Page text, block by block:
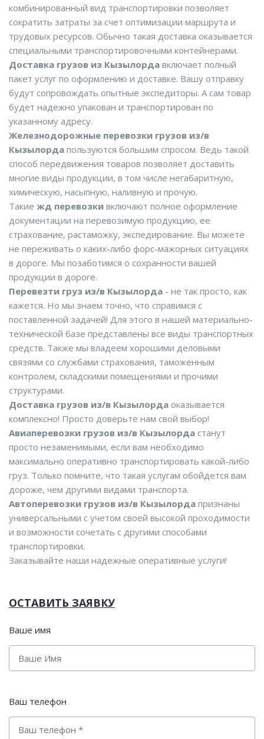
комбинированный вид транспортировки позволяет
сократить затраты за счет оптимизации маршрута и
трудовых ресурсов. Обычно такая доставка оказывается
специальными транспортировочными контейнерами.
Доставка грузов из Кызылорда включает полный
пакет услуг по оформлению и доставке. Вашу отправку
будут сопровождать опытные экспедиторы. А сам товар
будет надежно упакован и транспортирован по
указанному адресу.
Железнодорожные перевозки грузов из/в
Кызылорда пользуются большим спросом. Ведь такой
способ передвижения товаров позволяет доставить
многие виды продукции, в том числе негабаритную,
химическую, насыпную, наливную и прочую.
Такие жд перевозки включают полное оформление
документации на перевозимую продукцию, ее
страхование, растаможку, экспедирование. Вы можете
не переживать о каких-либо форс-мажорных ситуациях
в дороге. Мы позаботимся о сохранности вашей
продукции в дороге.
Перевезти груз из/в Кызылорда - не так просто, как
кажется. Но мы знаем точно, что справимся с
поставленной задачей! Для этого в нашей материально-
технической базе представлены все виды транспортных
средств. Также мы владеем хорошими деловыми
связями со службами страхования, таможенным
контролем, складскими помещениями и прочими
структурами.
Доставка грузов из/в Кызылорда оказывается
комплексно! Просто доверьте нам свой выбор!
Авиаперевозки грузов из/в Кызылорда станут
просто незаменимыми, если вам необходимо
максимально оперативно транспортировать какой-либо
груз. Только помните, что такая услугам обойдется вам
дороже, чем другими видами транспорта.
Автоперевозки грузов из/в Кызылорда признаны
универсальными с учетом своей высокой проходимости
и возможности сочетать с другими способами
транспортировки.
Заказывайте наши надежные оперативные услуги!
ОСТАВИТЬ ЗАЯВКУ
Ваше имя
Ваш телефон